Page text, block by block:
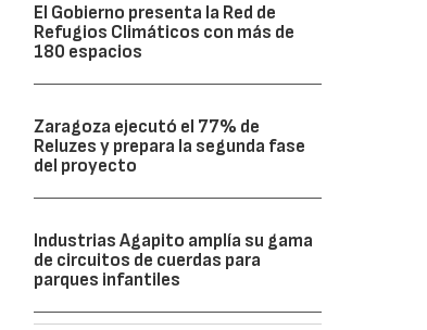
El Gobierno presenta la Red de
Refugios Climáticos con más de
180 espacios
Zaragoza ejecutó el 77% de
Reluzes y prepara la segunda fase
del proyecto
Industrias Agapito amplía su gama
de circuitos de cuerdas para
parques infantiles